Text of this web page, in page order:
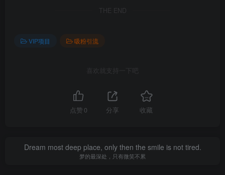
THE END
VIP项目 吸粉引流
喜欢就支持一下吧
点赞 0 分享 收藏
Dream most deep place, only then the smile is not tired.
梦的最深处，只有微笑不累